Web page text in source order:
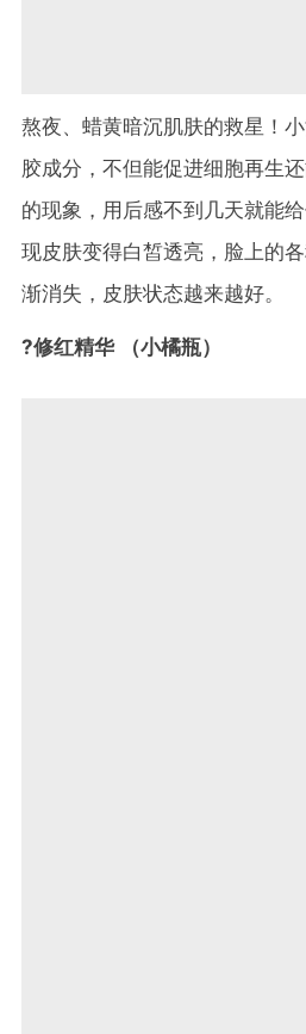
熬夜、蜡黄暗沉肌肤的救星！
胶成分，不但能促进细胞再生
的现象，用后感不到几天就能
现皮肤变得白皙透亮，脸上的
渐消失，皮肤状态越来越好。
?修红精华 （小橘瓶）